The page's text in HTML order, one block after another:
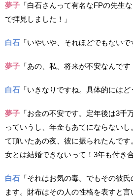
夢子 「白石さんって有名なFPの先生
で拝見しました！」
白石 「いやいや、それほどでもないで
夢子 「あの、私、将来が不安なんです
白石 「いきなりですね。具体的には
夢子 「お金の不安です。定年後は3千
っていうし、年金もあてにならない
て頂いたあの夜、彼に振られたんで
女とは結婚できないって！3年も付き
白石 「それはお気の毒。でもその彼
ます。財布はその人の性格を表すと